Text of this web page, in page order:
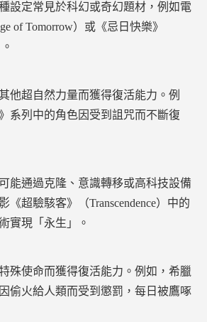
設定常見於科幻或奇幻題材，例如電
of Tomorrow）或《忌日快樂》
他超自然力量而獲得復活能力。例
系列中的角色因受到詛咒而不斷復
能通過克隆、意識轉移或高科技設備
《超驗駭客》（Transcendence）中的
實現「永生」。
殊使命而獲得復活能力。例如，希臘
偷火給人類而受到懲罰，每日被鷹啄